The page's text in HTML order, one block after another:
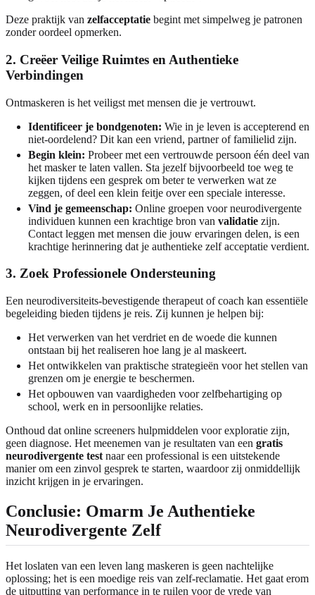
Deze praktijk van zelfacceptatie begint met simpelweg je patronen
zonder oordeel opmerken.
2. Creëer Veilige Ruimtes en Authentieke
Verbindingen
Ontmaskeren is het veiligst met mensen die je vertrouwt.
Identificeer je bondgenoten: Wie in je leven is accepterend en
niet-oordelend? Dit kan een vriend, partner of familielid zijn.
Begin klein: Probeer met een vertrouwde persoon één deel van
het masker te laten vallen. Sta jezelf bijvoorbeeld toe weg te
kijken tijdens een gesprek om beter te verwerken wat ze
zeggen, of deel een klein feitje over een speciale interesse.
Vind je gemeenschap: Online groepen voor neurodivergente
individuen kunnen een krachtige bron van validatie zijn.
Contact leggen met mensen die jouw ervaringen delen, is een
krachtige herinnering dat je authentieke zelf acceptatie verdient.
3. Zoek Professionele Ondersteuning
Een neurodiversiteits-bevestigende therapeut of coach kan essentiële
begeleiding bieden tijdens je reis. Zij kunnen je helpen bij:
Het verwerken van het verdriet en de woede die kunnen
ontstaan bij het realiseren hoe lang je al maskeert.
Het ontwikkelen van praktische strategieën voor het stellen van
grenzen om je energie te beschermen.
Het opbouwen van vaardigheden voor zelfbehartiging op
school, werk en in persoonlijke relaties.
Onthoud dat online screeners hulpmiddelen voor exploratie zijn,
geen diagnose. Het meenemen van je resultaten van een gratis
neurodivergente test naar een professional is een uitstekende
manier om een zinvol gesprek te starten, waardoor zij onmiddellijk
inzicht krijgen in je ervaringen.
Conclusie: Omarm Je Authentieke
Neurodivergente Zelf
Het loslaten van een leven lang maskeren is geen nachtelijke
oplossing; het is een moedige reis van zelf-reclamatie. Het gaat erom
de uitputting van performance in te ruilen voor de vrede van